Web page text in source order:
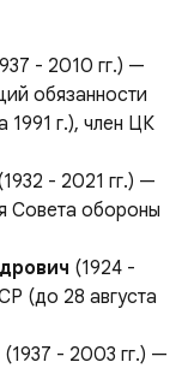
- 2010 гг.) —
обязанности
г.), член ЦК
- 2021 гг.) —
Совета обороны
(1924 -
(до 28 августа
(1937 - 2003 гг.) —